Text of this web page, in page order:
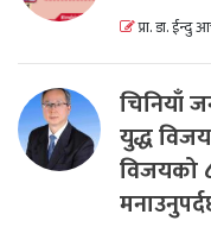
प्रा. डा. ईन्दु
चिनियाँ
युद्ध विजय
विजयको